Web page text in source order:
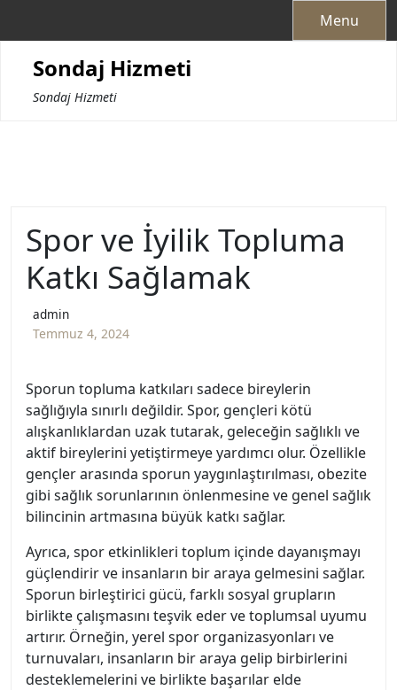
Menu
Sondaj Hizmeti
Sondaj Hizmeti
Spor ve İyilik Topluma
Katkı Sağlamak
admin
Temmuz 4, 2024
Sporun topluma katkıları sadece bireylerin
sağlığıyla sınırlı değildir. Spor, gençleri kötü
alışkanlıklardan uzak tutarak, geleceğin sağlıklı ve
aktif bireylerini yetiştirmeye yardımcı olur. Özellikle
gençler arasında sporun yaygınlaştırılması, obezite
gibi sağlık sorunlarının önlenmesine ve genel sağlık
bilincinin artmasına büyük katkı sağlar.
Ayrıca, spor etkinlikleri toplum içinde dayanışmayı
güçlendirir ve insanların bir araya gelmesini sağlar.
Sporun birleştirici gücü, farklı sosyal grupların
birlikte çalışmasını teşvik eder ve toplumsal uyumu
artırır. Örneğin, yerel spor organizasyonları ve
turnuvaları, insanların bir araya gelip birbirlerini
desteklemelerini ve birlikte başarılar elde